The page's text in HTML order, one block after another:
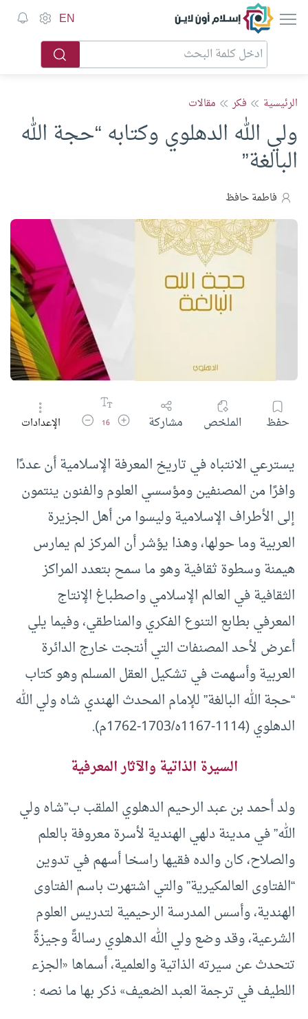
إسلام أون لاين EN
الرئيسية فكر مقالات
ولي الله الدهلوي وكتابه “حجة الله
البالغة”
فاطمة حافظ
حفظ الملخص مشاركة زيادة حجم الخط
16 تقليل حجم الخط
الإعدادات
يسترعي الانتباه في تاريخ المعرفة الإسلامية أن عددًا
وافرًا من المصنفين ومؤسسي العلوم والفنون ينتمون
إلى الأطراف الإسلامية وليسوا من أهل الجزيرة
العربية وما حولها، وهذا يؤشر أن المركز لم يمارس
هيمنة وسطوة ثقافية وهو ما سمح بتعدد المراكز
الثقافية في العالم الإسلامي واصطباغ الإنتاج
المعرفي بطابع التنوع الفكري والمناطقي، وفيما يلي
أعرض لأحد المصنفات التي أنتجت خارج الدائرة
العربية وأسهمت في تشكيل العقل المسلم وهو كتاب
“حجة الله البالغة” للإمام المحدث الهندي شاه ولي الله
الدهلوي (1114-1167ه/1703-1762م).
السيرة الذاتية والآثار المعرفية
ولد أحمد بن عبد الرحيم الدهلوي الملقب ب”شاه ولي
الله” في مدينة دلهي الهندية لأسرة معروفة بالعلم
والصلاح، كان والده فقيها راسخا أسهم في تدوين
“الفتاوى العالمكيرية” والتي اشتهرت باسم الفتاوى
الهندية، وأسس المدرسة الرحيمية لتدريس العلوم
الشرعية، وقد وضع ولي الله الدهلوي رسالةً وجيزةً
تتحدث عن سيرته الذاتية والعلمية، أسماها «الجزء
اللطيف في ترجمة العبد الضعيف» ذكر بها ما نصه :